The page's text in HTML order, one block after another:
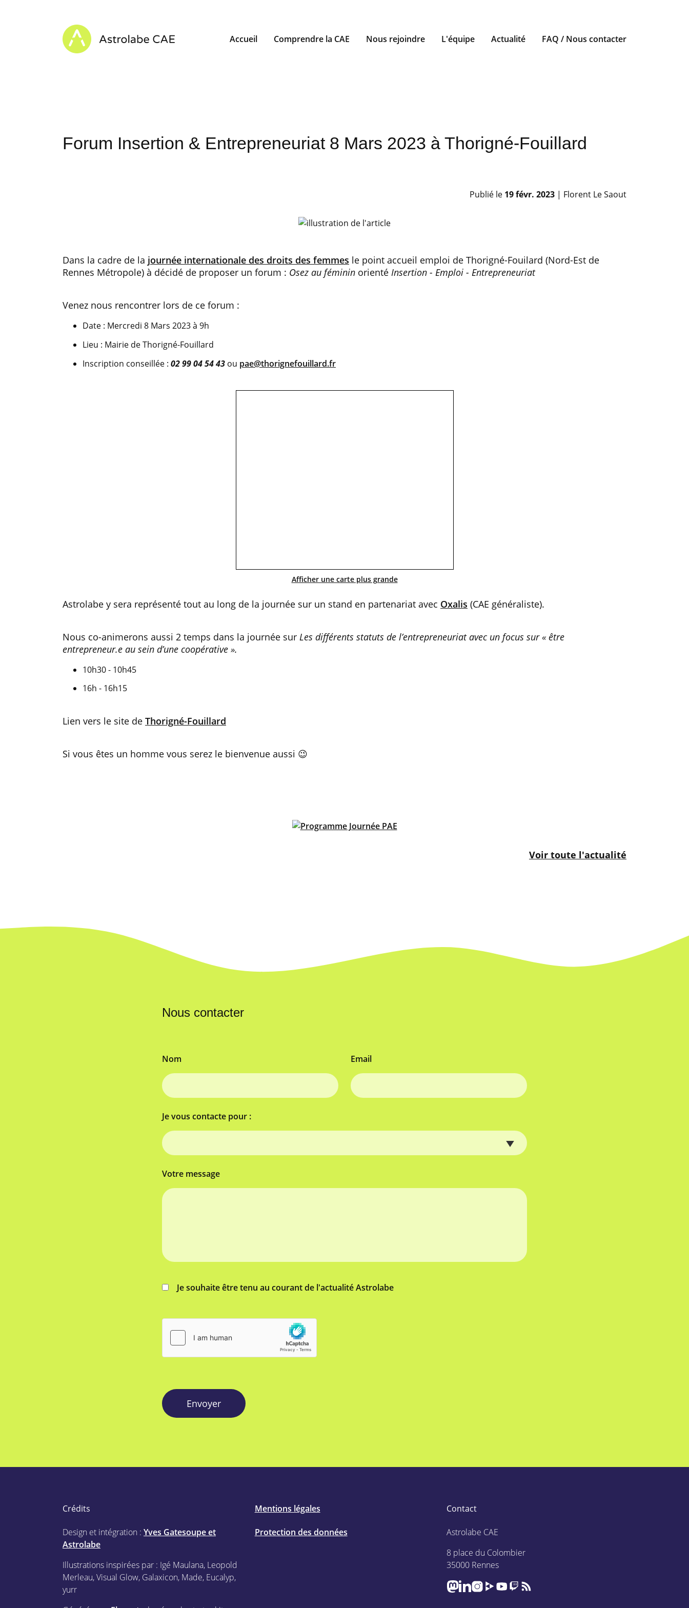
Astrolabe CAE - Home
Accueil Comprendre la CAE Nous rejoindre L'équipe Actualité FAQ / Nous contacter
Forum Insertion & Entrepreneuriat 8 Mars 2023 à Thorigné-Fouillard
Publié le 19 févr. 2023 | Florent Le Saout
Dans la cadre de la journée internationale des droits des femmes le point accueil emploi de Thorigné-Fouilard (Nord-Est de
Rennes Métropole) à décidé de proposer un forum : Osez au féminin orienté Insertion - Emploi - Entrepreneuriat
Venez nous rencontrer lors de ce forum :
Date : Mercredi 8 Mars 2023 à 9h
Lieu : Mairie de Thorigné-Fouillard
Inscription conseillée :02 99 04 54 43 ou pae@thorignefouillard.fr
Afficher une carte plus grande
Astrolabe y sera représenté tout au long de la journée sur un stand en partenariat avec Oxalis (CAE généraliste).
Nous co-animerons aussi 2 temps dans la journée sur Les différents statuts de l’entrepreneuriat avec un focus sur « être
entrepreneur.e au sein d’une coopérative ».
10h30 - 10h45
16h - 16h15
Lien vers le site de Thorigné-Fouillard
Si vous êtes un homme vous serez le bienvenue aussi 😉
Voir toute l'actualité
Nous contacter
Nom Email
Je vous contacte pour :
Votre message
Je souhaite être tenu au courant de l'actualité Astrolabe
Envoyer
Crédits
Design et intégration : Yves Gatesoupe et
Astrolabe
Illustrations inspirées par : Igé Maulana, Leopold
Merleau, Visual Glow, Galaxicon, Made, Eucalyp,
yurr
Mentions légales
Protection des données
Contact
Astrolabe CAE
8 place du Colombier
35000 Rennes